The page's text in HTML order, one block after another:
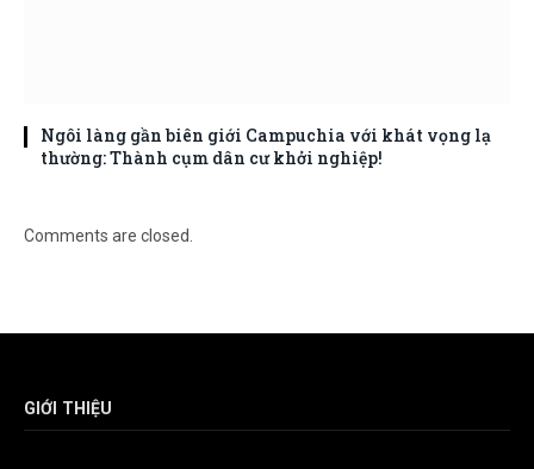
Ngôi làng gần biên giới Campuchia với khát vọng lạ
thường: Thành cụm dân cư khởi nghiệp!
Comments are closed.
GIỚI THIỆU